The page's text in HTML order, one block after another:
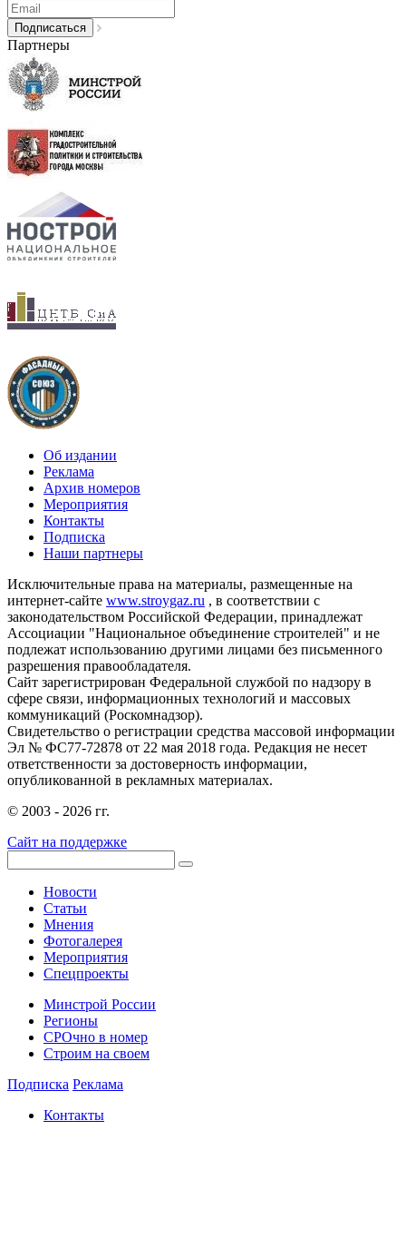
Партнеры
Об издании
Реклама
Архив номеров
Мероприятия
Контакты
Подписка
Наши партнеры
Исключительные права на материалы, размещенные на
интернет-сайте www.stroygaz.ru , в соответствии с
законодательством Российской Федерации, принадлежат
Ассоциации "Национальное объединение строителей" и не
подлежат использованию другими лицами без письменного
разрешения правообладателя.
Сайт зарегистрирован Федеральной службой по надзору в
сфере связи, информационных технологий и массовых
коммуникаций (Роскомнадзор).
Свидетельство о регистрации средства массовой информации
Эл № ФС77-72878 от 22 мая 2018 года. Редакция не несет
ответственности за достоверность информации,
опубликованной в рекламных материалах.
© 2003 - 2026 гг.
Сайт на поддержке
Новости
Статьи
Мнения
Фотогалерея
Мероприятия
Спецпроекты
Минстрой России
Регионы
СРОчно в номер
Строим на своем
Подписка Реклама
Контакты